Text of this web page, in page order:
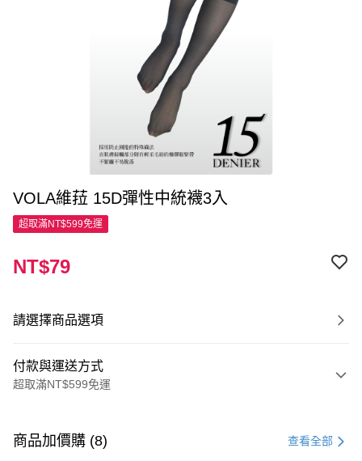
VOLA維菈 15D彈性中統襪3入
超取滿NT$599免運
NT$79
請選擇商品選項
付款與運送方式
超取滿NT$599免運
信用卡一次付款
商品加價購 (8) 查看全部